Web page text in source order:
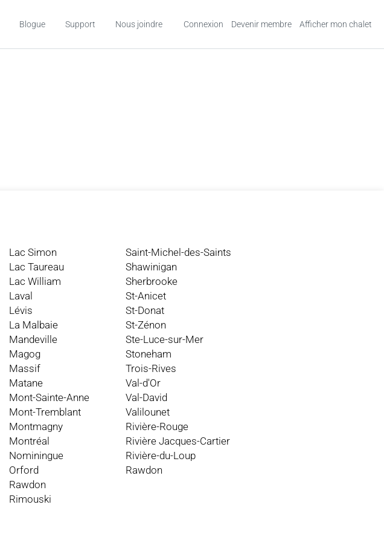
Blogue Support Nous joindre Connexion Devenir membre Afficher mon chalet
Lac Simon
Lac Taureau
Lac William
Laval
Lévis
La Malbaie
Mandeville
Magog
Massif
Matane
Mont-Sainte-Anne
Mont-Tremblant
Montmagny
Montréal
Nominingue
Orford
Rawdon
Rimouski
Saint-Michel-des-Saints
Shawinigan
Sherbrooke
St-Anicet
St-Donat
St-Zénon
Ste-Luce-sur-Mer
Stoneham
Trois-Rives
Val-d'Or
Val-David
Valilounet
Rivière-Rouge
Rivière Jacques-Cartier
Rivière-du-Loup
Rawdon